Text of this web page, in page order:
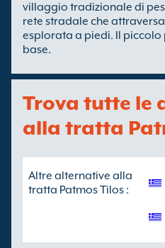
villaggio tradizionale di
rete stradale che
esplorata a piedi. Il piccolo
base.
Trova tutte le
alla tratta
Altre alternative alla
tratta Patmos Tilos :